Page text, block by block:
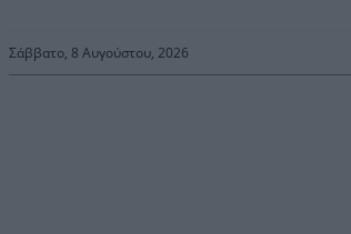
Σάββατο, 8 Αυγούστου, 2026